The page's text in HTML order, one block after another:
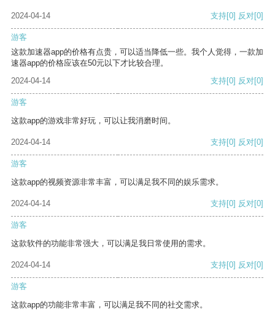
2024-04-14 支持[0] 反对[0]
游客
这款加速器app的价格有点贵，可以适当降低一些。我个人觉得，一款加
速器app的价格应该在50元以下才比较合理。
2024-04-14
支持[0] 反对[0]
游客
这款app的游戏非常好玩，可以让我消磨时间。
2024-04-14 支持[0] 反对[0]
游客
这款app的视频资源非常丰富，可以满足我不同的娱乐需求。
2024-04-14 支持[0] 反对[0]
游客
这款软件的功能非常强大，可以满足我日常使用的需求。
2024-04-14 支持[0] 反对[0]
游客
这款app的功能非常丰富，可以满足我不同的社交需求。